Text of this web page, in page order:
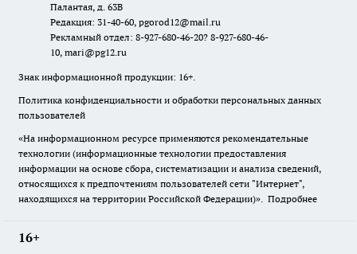
Палантая, д. 63В
Редакция: 31-40-60, pgorod12@mail.ru
Рекламный отдел: 8-927-680-46-20? 8-927-680-46-
10, mari@pg12.ru
Знак информационной продукции: 16+.
Политика конфиденциальности и обработки персональных данных
пользователей
«На информационном ресурсе применяются рекомендательные
технологии (информационные технологии предоставления
информации на основе сбора, систематизации и анализа сведений,
относящихся к предпочтениям пользователей сети "Интернет",
находящихся на территории Российской Федерации)». Подробнее
16+